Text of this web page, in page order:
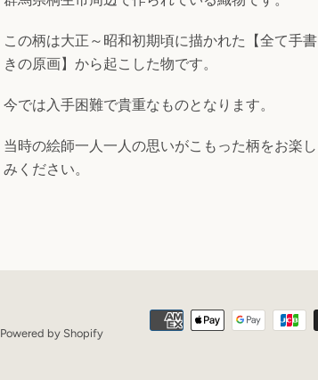
この柄は大正～昭和初期頃に描かれた【全て手書
きの原画】から起こした物です。
今では入手困難で貴重なものとなります。
当時の絵師一人一人の思いがこもった柄をお楽し
みください。
Powered by Shopify
お